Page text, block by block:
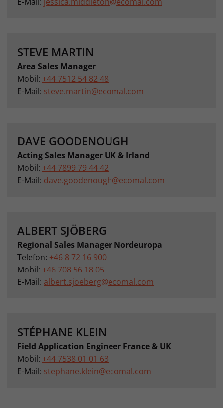
STEVE MARTIN
Area Sales Manager
Mobil: +44 7512 54 82 48
E-Mail: steve.martin@ecomal.com
DAVE GOODENOUGH
Acting Sales Manager UK & Irland
Mobil: +44 7899 79 44 42
E-Mail: dave.goodenough@ecomal.com
ALBERT SJÖBERG
Regional Sales Manager Nordeuropa
Telefon: +46 8 72 16 900
Mobil: +46 708 56 18 05
E-Mail: albert.sjoeberg@ecomal.com
STÉPHANE KLEIN
Field Application Engineer France & UK
Mobil: +44 7538 01 01 63
E-Mail: stephane.klein@ecomal.com